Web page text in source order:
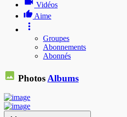
Vidéos
Aime
Groupes
Abonnements
Abonnés
Photos Albums